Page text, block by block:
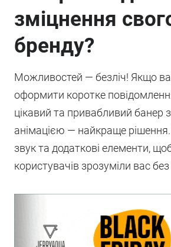
зміцнення
бренду?
Можливостей — безліч! Якщо
оформити коротке
цікавий та привабливий банер
анімацією — найкраще
звук та додаткові елементи,
користувачів зрозуміли вас без